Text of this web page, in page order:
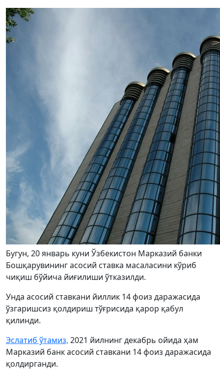
Бугун, 20 январь куни Ўзбекистон Марказий банки
Бошқарувининг асосий ставка масаласини кўриб
чиқиш бўйича йиғилиши ўтказилди.
Унда асосий ставкани йиллик 14 фоиз даражасида
ўзгаришсиз қолдириш тўғрисида қарор қабул
қилинди.
Эслатиб ўтамиз, 2021 йилнинг декабрь ойида ҳам
Марказий банк асосий ставкани 14 фоиз даражасида
қолдирганди.